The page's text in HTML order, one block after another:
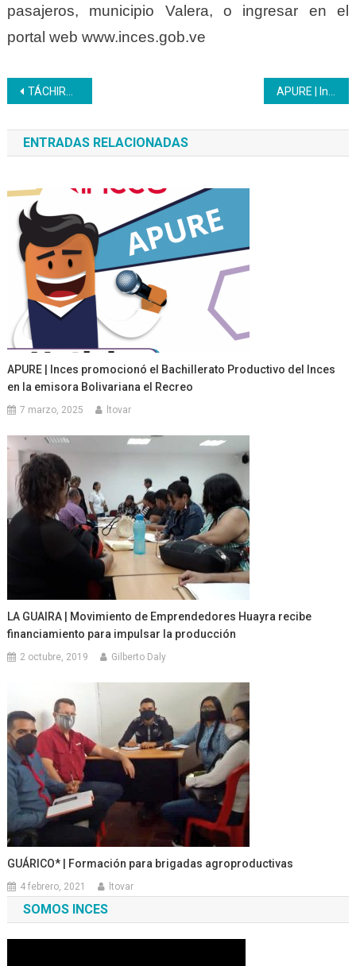
pasajeros, municipio Valera, o ingresar en el
portal web www.inces.gob.ve
Navegación
de
entradas
TÁCHIRA | Inces supervisó el taller de educación laboral en San Cristóbal para impulsar la inclusión y formación técnica profesional
ENTRADAS RELACIONADAS
APURE | Inces promocionó el Bachillerato Productivo del Inces
en la emisora Bolivariana el Recreo
7 marzo, 2025 ltovar
LA GUAIRA | Movimiento de Emprendedores Huayra recibe
financiamiento para impulsar la producción
2 octubre, 2019 Gilberto Daly
GUÁRICO* | Formación para brigadas agroproductivas
4 febrero, 2021 ltovar
SOMOS INCES